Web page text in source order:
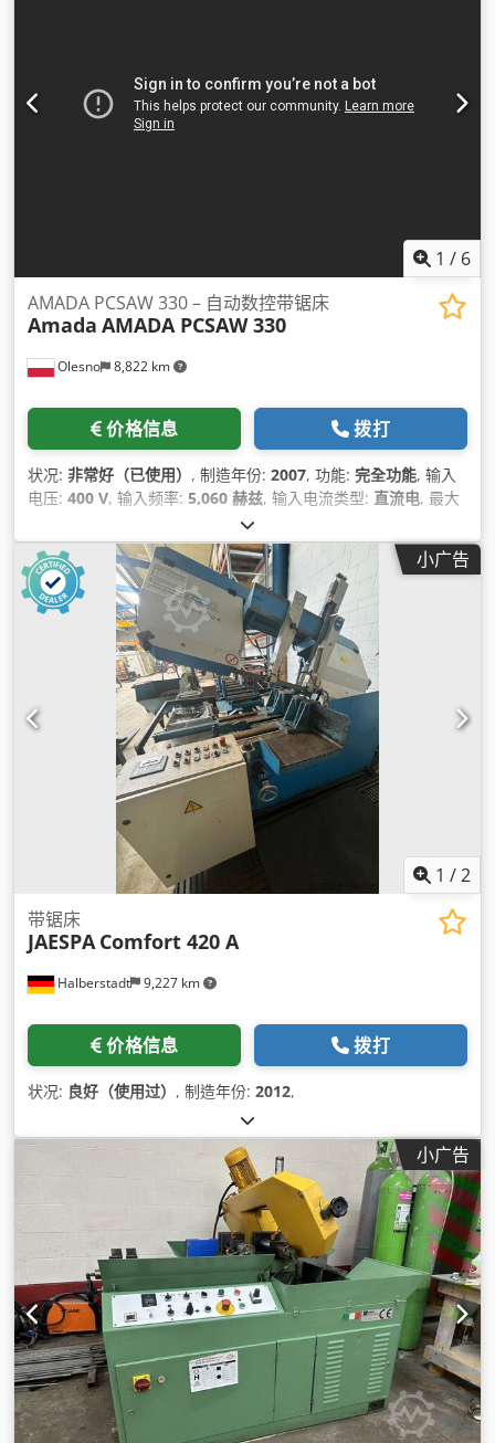
1 / 6
Olesno 8,822 km
AMADA PCSAW 330 – 自动数控带锯床
Amada AMADA PCSAW 330
价格信息 拨打
状况: 非常好（已使用） , 制造年份: 2007, 功能: 完全功能, 输入
电压: 400 V, 输入频率: 5,060 赫兹, 输入电流类型: 直流电, 最大
, 最大切割宽度:
统, 总重量:1,800 千克, 最后一次大修年份:2026, 设备:文档 /
手册, 小广告
1 /2
Halberstadt 9,227 km
带锯床
JAESPA Comfort 420 A
价格信息 拨打
状况: 良好（使用过） , 制造年份: 2012,
小广告